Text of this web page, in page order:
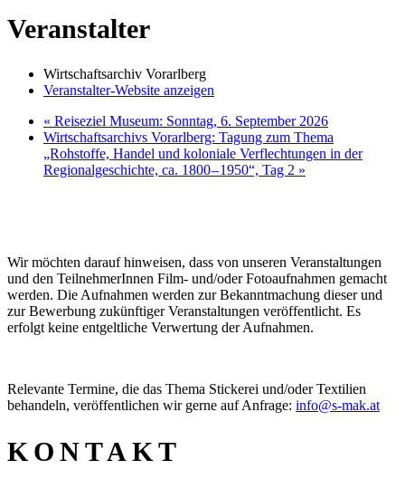
Veranstalter
Wirtschaftsarchiv Vorarlberg
Veranstalter-Website anzeigen
« Reiseziel Museum: Sonntag, 6. September 2026
Wirtschaftsarchivs Vorarlberg: Tagung zum Thema
„Rohstoffe, Handel und koloniale Verflechtungen in der
Regionalgeschichte, ca. 1800 – 1950“, Tag 2 »
Wir möchten darauf hinweisen, dass von unseren Veranstaltungen
und den TeilnehmerInnen Film- und/oder Fotoaufnahmen gemacht
werden. Die Aufnahmen werden zur Bekanntmachung dieser und
zur Bewerbung zukünftiger Veranstaltungen veröffentlicht. Es
erfolgt keine entgeltliche Verwertung der Aufnahmen.
Relevante Termine, die das Thema Stickerei und/oder Textilien
behandeln, veröffentlichen wir gerne auf Anfrage: info@s‑mak.at
KONTAKT